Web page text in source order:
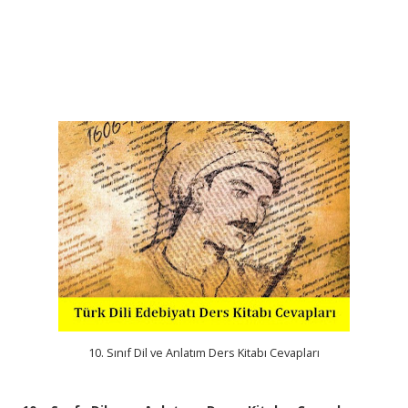
10. Sınıf Dil ve Anlatım Ders Kitabı Cevapları